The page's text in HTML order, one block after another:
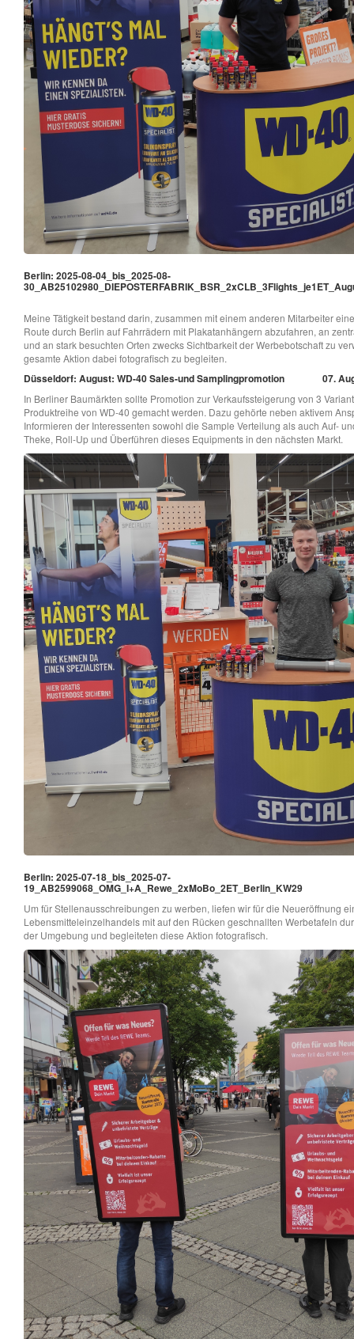
Berlin: 2025-08-04_bis_2025-08-
Meine Tätigkeit bestand darin, zusammen mit einem anderen Mitarbeiter
Route durch Berlin auf Fahrrädern mit Plakatanhängern abzufahren, an
und an stark besuchten Orten zwecks Sichtbarkeit der Werbebotschaft zu
gesamte Aktion dabei fotografisch zu begleiten.
Düsseldorf: August: WD-40 Sales-und Samplingpromotion 07.
In Berliner Baumärkten sollte Promotion zur Verkaufssteigerung von 3
Produktreihe von WD-40 gemacht werden. Dazu gehörte neben aktivem
Informieren der Interessenten sowohl die Sample Verteilung als auch Auf-
Theke, Roll-Up und Überführen dieses Equipments in den nächsten Markt.
Berlin: 2025-07-18_bis_2025-07-
19_AB2599068_OMG_I+A_Rewe_2xMoBo_2ET_Berlin_KW29
Um für Stellenausschreibungen zu werben, liefen wir für die Neueröffnung
Lebensmitteleinzelhandels mit auf den Rücken geschnallten Werbetafeln
der Umgebung und begleiteten diese Aktion fotografisch.